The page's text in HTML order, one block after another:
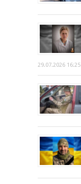
29.07.2026 16:25